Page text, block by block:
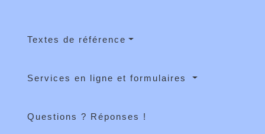
Textes de référence
Services en ligne et formulaires
Questions ? Réponses !